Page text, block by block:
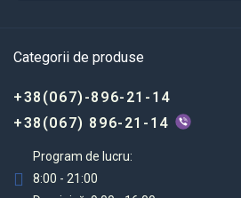
Categorii de produse
+38(067)-896-21-14
+38(067) 896-21-14
Program de lucru:
8:00 - 21:00